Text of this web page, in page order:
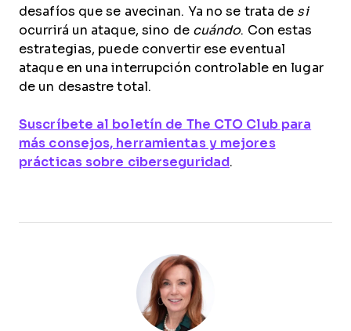
desafíos que se avecinan. Ya no se trata de si
ocurrirá un ataque, sino de cuándo. Con estas
estrategias, puede convertir ese eventual
ataque en una interrupción controlable en lugar
de un desastre total.
Suscríbete al boletín de The CTO Club para
más consejos, herramientas y mejores
prácticas sobre ciberseguridad.